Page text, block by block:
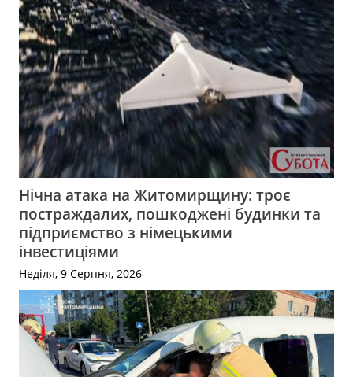
Нічна атака на Житомирщину: троє
постраждалих, пошкоджені будинки та
підприємство з німецькими
інвестиціями
Неділя, 9 Серпня, 2026